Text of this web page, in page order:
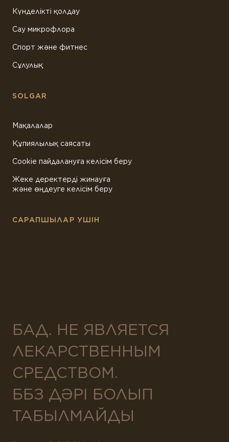
Күнделікті қолдау
Сау микрофлора
Спорт және фитнес
Сұлулық
SOLGAR
Мақалалар
Құпиялылық саясаты
Cookie пайдалануға келісім беру
Жеке деректерді жинауға
және өңдеуге келісім беру
САРАПШЫЛАР УШІН
БАД. НЕ ЯВЛЯЕТСЯ
ЛЕКАРСТВЕННЫМ
СРЕДСТВОМ.
ББЗ ДӘРІ БОЛЫП
ТАБЫЛМАЙДЫ